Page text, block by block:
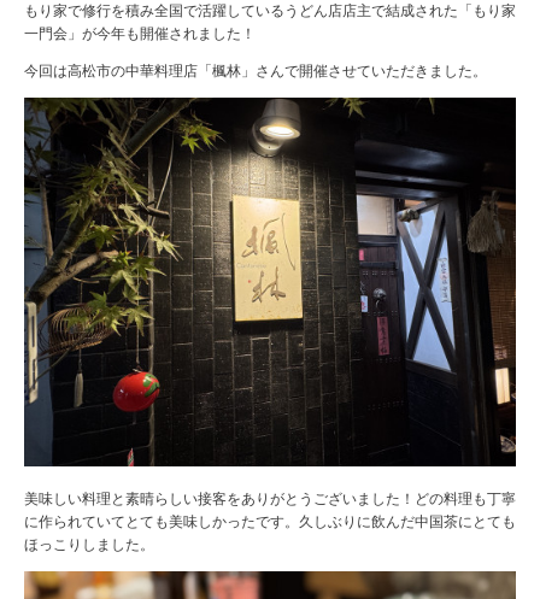
もり家で修行を積み全国で活躍しているうどん店店主で結成された「もり家
一門会」が今年も開催されました！
今回は高松市の中華料理店「楓林」さんで開催させていただきました。
美味しい料理と素晴らしい接客をありがとうございました！どの料理も丁寧
に作られていてとても美味しかったです。久しぶりに飲んだ中国茶にとても
ほっこりしました。